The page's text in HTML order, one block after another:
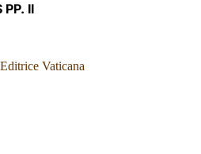
PP. II
Vaticana